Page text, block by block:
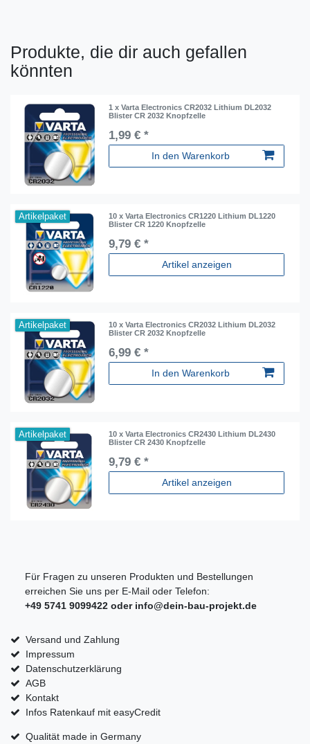
Produkte, die dir auch gefallen
könnten
1 x Varta Electronics CR2032 Lithium DL2032
Blister CR 2032 Knopfzelle
1,99 € *
In den Warenkorb
Artikelpaket
10 x Varta Electronics CR1220 Lithium DL1220
Blister CR 1220 Knopfzelle
9,79 € *
Artikel anzeigen
Artikelpaket
10 x Varta Electronics CR2032 Lithium DL2032
Blister CR 2032 Knopfzelle
6,99 € *
In den Warenkorb
Artikelpaket
10 x Varta Electronics CR2430 Lithium DL2430
Blister CR 2430 Knopfzelle
9,79 € *
Artikel anzeigen
Für Fragen zu unseren Produkten und Bestellungen
erreichen Sie uns per E-Mail oder Telefon:
+49 5741 9099422 oder info@dein-bau-projekt.de
Versand und Zahlung
Impressum
Datenschutzerklärung
AGB
Kontakt
Infos Ratenkauf mit easyCredit
Qualität made in Germany